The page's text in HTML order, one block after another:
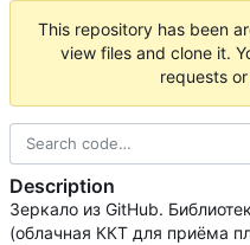
This repository has been
view files and clone it.
requests
Description
Зеркало из GitHub.
(облачная ККТ для приёма